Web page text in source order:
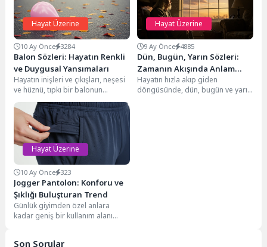
Hayat Üzerine
10 Ay Önce 3284
Balon Sözleri: Hayatın Renkli
ve Duygusal Yansımaları
Hayatın inişleri ve çıkışları, neşesi
ve hüznü, tıpkı bir balonun
yükselişi ve nihayetindeki inişi
gibi....
Hayat Üzerine
9 Ay Önce 4885
Dün, Bugün, Yarın Sözleri:
Zamanın Akışında Anlam
Arayışı
Hayatın hızla akıp giden
döngüsünde, dün, bugün ve yarın
Hayat Üzerine
10 Ay Önce 323
Jogger Pantolon: Konforu ve
Şıklığı Buluşturan Trend
Günlük giyimden özel anlara
kadar geniş bir kullanım alanı
Son Sorular